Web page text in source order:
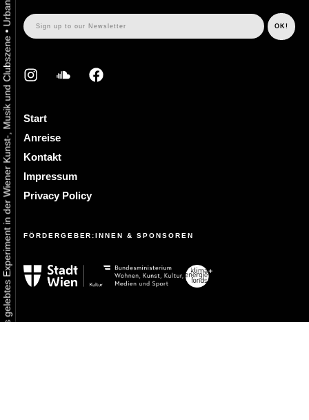
Urbaner Aktivismus als gelebtes Experiment in der Wiener Kunst-, Musik und Clubszene
•
Start
Anreise
Kontakt
Impressum
Privacy Policy
FÖRDERGEBER:INNEN & SPONSOREN